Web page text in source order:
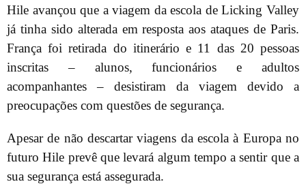
Hile avançou que a viagem da escola de Licking Valley
já tinha sido alterada em resposta aos ataques de Paris.
França foi retirada do itinerário e 11 das 20 pessoas
inscritas – alunos, funcionários e adultos
acompanhantes – desistiram da viagem devido a
preocupações com questões de segurança.
Apesar de não descartar viagens da escola à Europa no
futuro Hile prevê que levará algum tempo a sentir que a
sua segurança está assegurada.